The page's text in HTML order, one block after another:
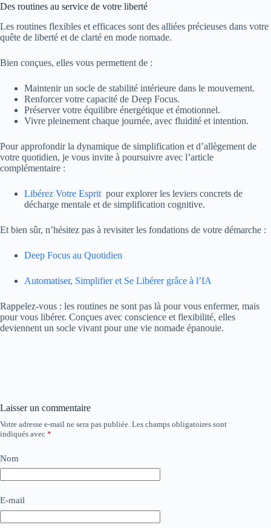
Des routines au service de votre liberté
Les routines flexibles et efficaces sont des alliées précieuses dans votre
quête de liberté et de clarté en mode nomade.
Bien conçues, elles vous permettent de :
Maintenir un socle de stabilité intérieure dans le mouvement.
Renforcer votre capacité de Deep Focus.
Préserver votre équilibre énergétique et émotionnel.
Vivre pleinement chaque journée, avec fluidité et intention.
Pour approfondir la dynamique de simplification et d’allègement de
votre quotidien, je vous invite à poursuivre avec l’article
complémentaire :
Libérez Votre Esprit pour explorer les leviers concrets de
décharge mentale et de simplification cognitive.
Et bien sûr, n’hésitez pas à revisiter les fondations de votre démarche :
Deep Focus au Quotidien
Automatiser, Simplifier et Se Libérer grâce à l’IA
Rappelez-vous : les routines ne sont pas là pour vous enfermer, mais
pour vous libérer. Conçues avec conscience et flexibilité, elles
deviennent un socle vivant pour une vie nomade épanouie.
Laisser un commentaire
Votre adresse e-mail ne sera pas publiée. Les champs obligatoires sont
indiqués avec *
Nom
E-mail